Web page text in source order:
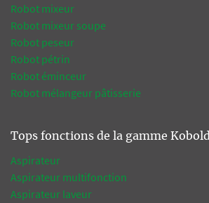
Robot mixeur
Robot mixeur soupe
Robot peseur
Robot pétrin
Robot éminceur
Robot mélangeur pâtisserie
Tops fonctions de la gamme Kobold
Aspirateur
Aspirateur multifonction
Aspirateur laveur